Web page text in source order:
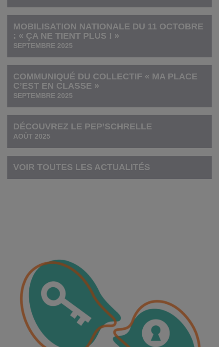
MOBILISATION NATIONALE DU 11 OCTOBRE
: « ÇA NE TIENT PLUS ! »
SEPTEMBRE 2025
COMMUNIQUÉ DU COLLECTIF « MA PLACE
C’EST EN CLASSE »
SEPTEMBRE 2025
DÉCOUVREZ LE PEP’SCHRELLE
AOÛT 2025
VOIR TOUTES LES ACTUALITÉS